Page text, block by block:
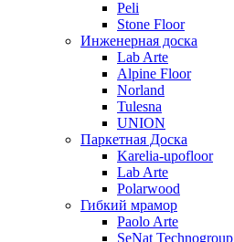
Peli
Stone Floor
Инженерная доска
Lab Arte
Alpine Floor
Norland
Tulesna
UNION
Паркетная Доска
Karelia-upofloor
Lab Arte
Polarwood
Гибкий мрамор
Paolo Arte
SeNat Technogroup